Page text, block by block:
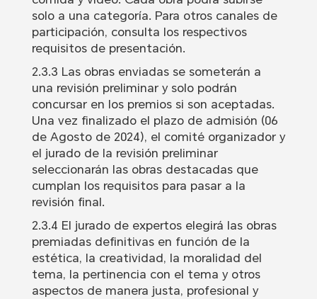
solo a una categoría. Para otros canales de
participación, consulta los respectivos
requisitos de presentación.
2.3.3 Las obras enviadas se someterán a
una revisión preliminar y solo podrán
concursar en los premios si son aceptadas.
Una vez finalizado el plazo de admisión (06
de Agosto de 2024), el comité organizador y
el jurado de la revisión preliminar
seleccionarán las obras destacadas que
cumplan los requisitos para pasar a la
revisión final.
2.3.4 El jurado de expertos elegirá las obras
premiadas definitivas en función de la
estética, la creatividad, la moralidad del
tema, la pertinencia con el tema y otros
aspectos de manera justa, profesional y